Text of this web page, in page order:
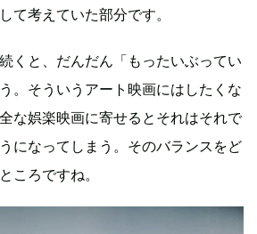
て考えていた部分です。
くと、だんだん「もったいぶってい
。そういうアート映画にはしたくな
な娯楽映画に寄せるとそれはそれで
になってしまう。そのバランスをど
ころですね。